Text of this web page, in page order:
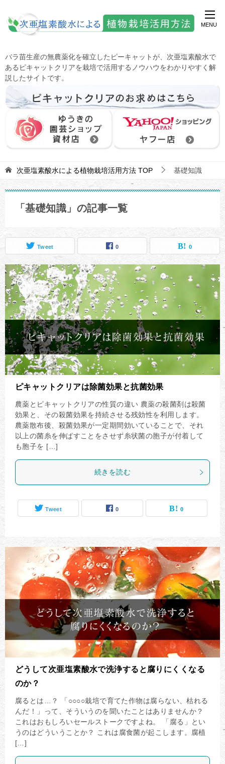
バラ苗生産の無農薬化を確立したピーキャットが、次亜塩素酸水で
あるピキャットクリアを栽培で活用するノウハウをわかりやすく解
説したサイトです。
次亜塩素酸水による植物栽培活用方法 TOP 基礎知識
「基礎知識」の記事一覧
Tweet 0 0
ピキャットクリアは除菌効果と抗菌効果
農薬とピキャットクリアの性質の違い 農薬の殺菌剤は殺菌
効果と、その殺菌効果を持続させる残効性を利用します。
農薬散布後、殺菌効果が一定期間効いていることで、それ
以上の菌糸を伸ばすことをさせず糸状菌の胞子が付着して
も胞子を […]
続きを読む
Tweet 0 0
どうして次亜塩素酸水で洗浄すると腐りにくくなる
のか？
腐るとは…？ 「○○○○栽培で育てた作物は腐らない、枯れる
んだ！」って、そういうのを聞いたことはありませんか？
これはおもしろいセールストークですよね。 「腐る」とい
うのはどういうことか？ これは腐食菌が起こします。腐植
[…]